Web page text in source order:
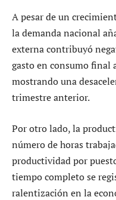
A pesar de un
la demanda nacional
externa contribuyó
gasto en consumo final
mostrando una
trimestre anterior.
Por otro lado, la
número de horas
productividad por
tiempo completo se
ralentización en la